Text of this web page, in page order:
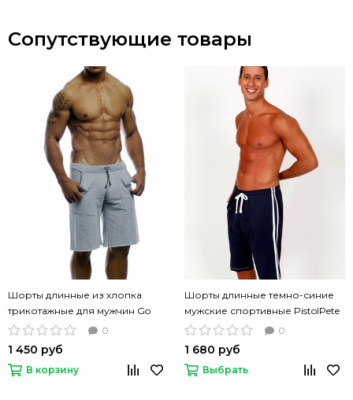
Сопутствующие товары
Шорты длинные из хлопка
трикотажные для мужчин Go
Softwear WorkOut серый цвет
0
1 450 руб
В корзину
Шорты длинные темно-синие
мужские спортивные PistolPete
AXION
0
1 680 руб
Выбрать